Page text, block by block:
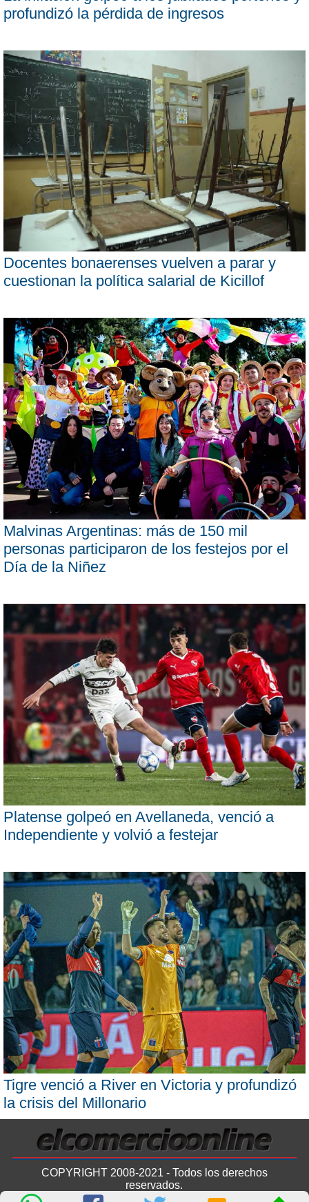
profundizó la pérdida de ingresos
Docentes bonaerenses vuelven a parar y
cuestionan la política salarial de Kicillof
Malvinas Argentinas: más de 150 mil
personas participaron de los festejos por el
Día de la Niñez
Platense golpeó en Avellaneda, venció a
Independiente y volvió a festejar
Tigre venció a River en Victoria y profundizó
la crisis del Millonario
COPYRIGHT 2008-2021 - Todos los derechos
reservados.